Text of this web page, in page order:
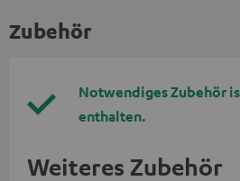
Zubehör
Notwendiges Zubehör
enthalten.
Weiteres Zubehör